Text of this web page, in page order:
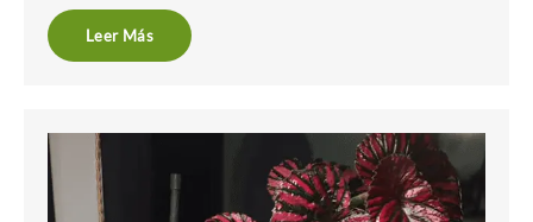
Leer Más